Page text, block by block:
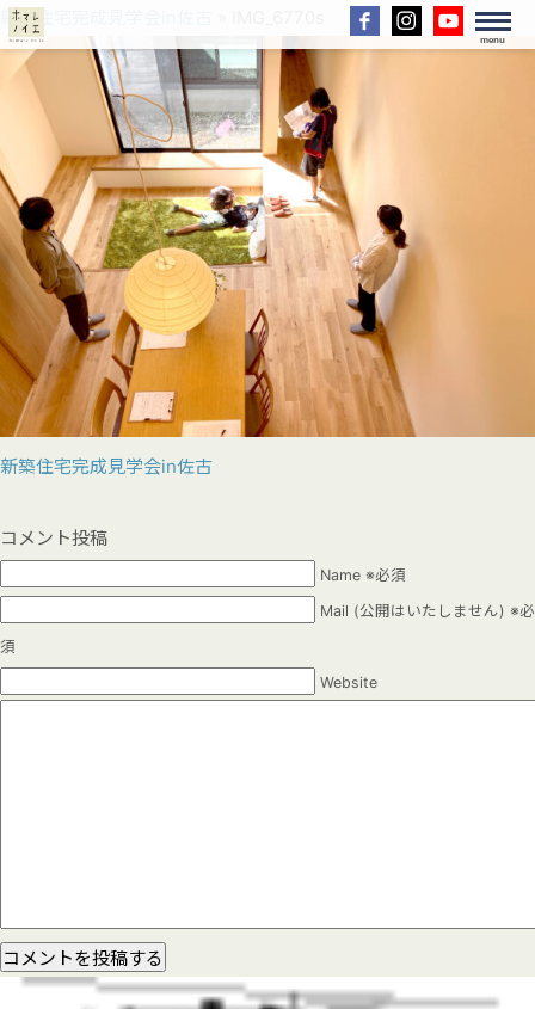
menu
新築住宅完成見学会in佐古
新築住宅完成見学会in佐古
コメント投稿
Name ※必須
Mail (公開はいたしません) ※必
須
Website